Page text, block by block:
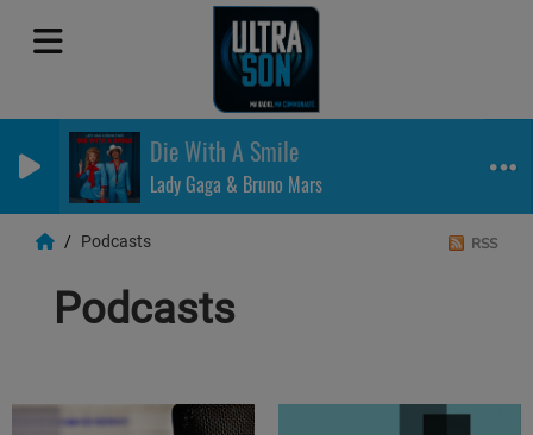
Die With A Smile
Lady Gaga & Bruno Mars
Podcasts
Podcasts
RSS